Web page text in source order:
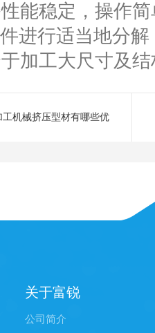
稳定，操作简
行适当地分解
工大尺寸及结
机械挤压型材有哪些优
关于富锐
公司简介